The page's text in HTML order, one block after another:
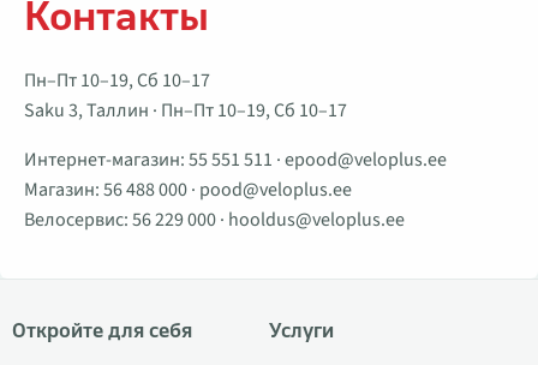
Контакты
Пн–Пт 10–19, Сб 10–17
Saku 3, Таллин · Пн–Пт 10–19, Сб 10–17
Интернет-магазин:55 551 511 ·epood@veloplus.ee
Магазин:56 488 000· pood@veloplus.ee
Велосервис:56 229 000· hooldus@veloplus.ee
Откройте для себя Услуги